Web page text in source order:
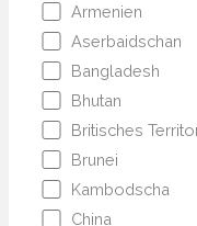
Armenien
Aserbaidschan
Bangladesh
Bhutan
Britisches
Brunei
Kambodscha
China